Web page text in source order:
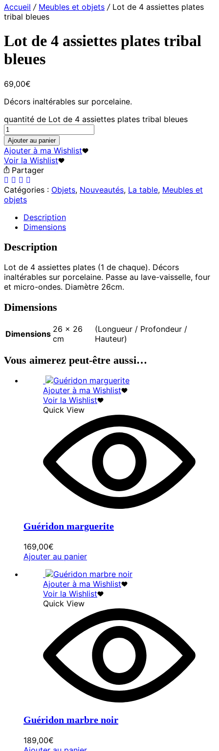
Accueil / Meubles et objets /Lot de 4 assiettes plates
tribal bleues
Lot de 4 assiettes plates tribal
bleues
69,00€
Décors inaltérables sur porcelaine.
quantité de Lot de 4 assiettes plates tribal bleues
Ajouter au panier
Ajouter à ma Wishlist
Voir la Wishlist
Partager
Catégories : Objets, Nouveautés, La table, Meubles et
objets
Description
Dimensions
Description
Lot de 4 assiettes plates (1 de chaque). Décors
inaltérables sur porcelaine. Passe au lave-vaisselle, four
et micro-ondes. Diamètre 26cm.
Dimensions
Dimensions 26 × 26
cm
(Longueur / Profondeur /
Hauteur)
Vous aimerez peut-être aussi…
Ajouter à ma Wishlist
Voir la Wishlist
Quick View
Guéridon marguerite
169,00€
Ajouter au panier
Ajouter à ma Wishlist
Voir la Wishlist
Quick View
Guéridon marbre noir
189,00€